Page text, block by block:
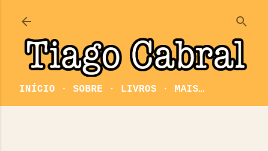
INÍCIO SOBRE LIVROS MAIS…